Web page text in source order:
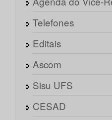
Telefones
Editais
Ascom
Sisu UFS
CESAD